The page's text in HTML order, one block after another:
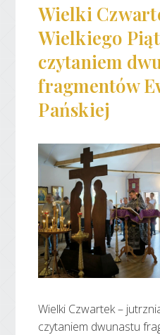
Wielki
Wielkiego
czytaniem
fragmentów
Pańskiej
Wielki Czwartek –
czytaniem dwunastu